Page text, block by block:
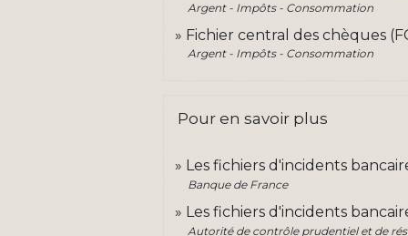
Argent - Impôts - Consommation
Fichier central des chèques
Argent - Impôts - Consommation
Pour en savoir plus
Les fichiers d'incidents
Banque de France
Les fichiers d'incidents
Autorité de contrôle prudentiel et de